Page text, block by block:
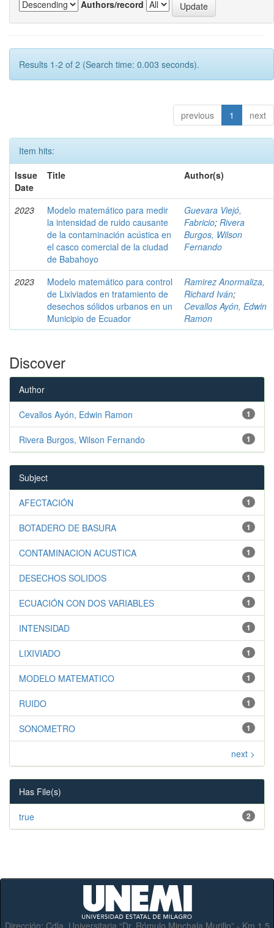
Authors/record
Results 1-2 of 2 (Search time: 0.003 seconds).
previous 1 next
Item hits:
Issue
Date
Title Author(s)
2023
Modelo matemático para medir
la intensidad de ruido causante
de la contaminación acústica en
el casco comercial de la ciudad
de Babahoyo
Guevara Viejó,
Fabricio; Rivera
Burgos, Wilson
Fernando
2023
Modelo matemático para control
de Lixiviados en tratamiento de
desechos sólidos urbanos en un
Municipio de Ecuador
Ramirez Anormaliza,
Richard Iván;
Cevallos Ayón, Edwin
Ramon
Discover
Author
1
Cevallos Ayón, Edwin Ramon
1
Rivera Burgos, Wilson Fernando
Subject
1
AFECTACIÓN
1
BOTADERO DE BASURA
1
CONTAMINACION ACUSTICA
1
DESECHOS SOLIDOS
1
ECUACIÓN CON DOS VARIABLES
1
INTENSIDAD
1
LIXIVIADO
1
MODELO MATEMATICO
1
RUIDO
1
SONOMETRO
next >
Has File(s)
2
true
Dirección: Cdla. Universitaria “Dr. Rómulo Minchala Murillo” - Km.1.5